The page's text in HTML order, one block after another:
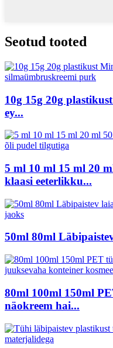
Seotud tooted
10g 15g 20g
ey...
5 ml 10 ml 15 ml 20
klaasi eeterlikku...
50ml 80ml
80ml 100ml 150ml
näokreem hai...